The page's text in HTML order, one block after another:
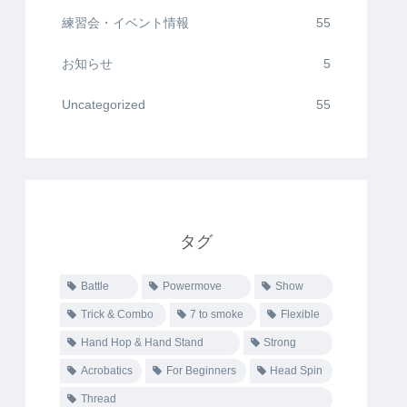
練習会・イベント情報 55
お知らせ 5
Uncategorized 55
タグ
Battle Powermove Show
Trick & Combo 7 to smoke Flexible
Hand Hop & Hand Stand Strong
Acrobatics For Beginners Head Spin
Thread